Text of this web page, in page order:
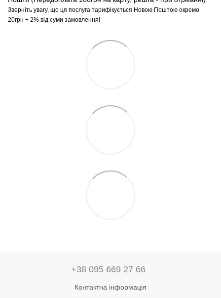
Зверніть увагу, що ця послуга тарифікується Новою Поштою окремо
20грн + 2% від суми замовлення!
+38 095 669 27 66
Контактна інформація